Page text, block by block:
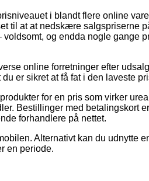
i blandt flere online
til at at nedskære salgspriserne
og endda nogle gange
online forretninger efter
er sikret at få fat i den laveste
for en pris som virker
Bestillinger med betalingskort
forhandlere på nettet.
Alternativt kan du udnytte
en periode.